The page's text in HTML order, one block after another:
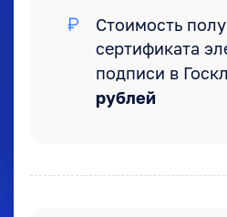
Стоимость
сертификата
подписи в
рублей